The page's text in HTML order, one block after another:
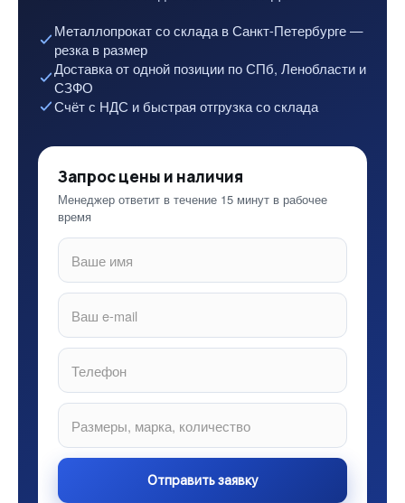
Металлопрокат со склада в Санкт-Петербурге —
резка в размер
Доставка от одной позиции по СПб, Ленобласти и
СЗФО
Счёт с НДС и быстрая отгрузка со склада
Запрос цены и наличия
Менеджер ответит в течение 15 минут в рабочее
время